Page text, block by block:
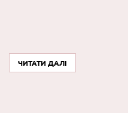
ЧИТАТИ ДАЛІ